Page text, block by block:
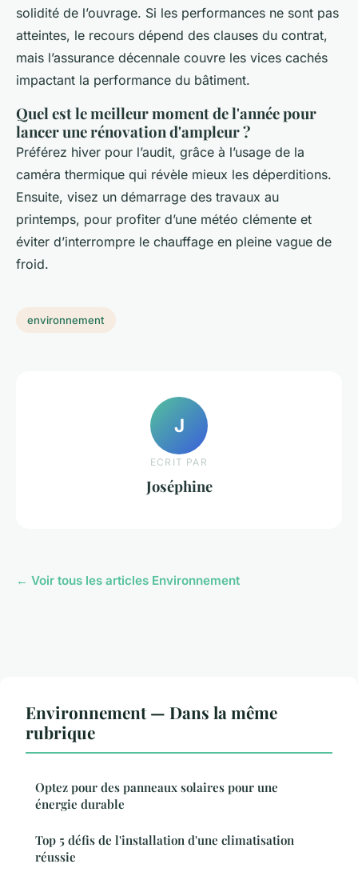
solidité de l’ouvrage. Si les performances ne sont pas
atteintes, le recours dépend des clauses du contrat,
mais l’assurance décennale couvre les vices cachés
impactant la performance du bâtiment.
Quel est le meilleur moment de l'année pour
lancer une rénovation d'ampleur ?
Préférez hiver pour l’audit, grâce à l’usage de la
caméra thermique qui révèle mieux les déperditions.
Ensuite, visez un démarrage des travaux au
printemps, pour profiter d’une météo clémente et
éviter d’interrompre le chauffage en pleine vague de
froid.
environnement
J
ECRIT PAR
Joséphine
← Voir tous les articles Environnement
Environnement — Dans la même
rubrique
Optez pour des panneaux solaires pour une
énergie durable
Top 5 défis de l'installation d'une climatisation
réussie